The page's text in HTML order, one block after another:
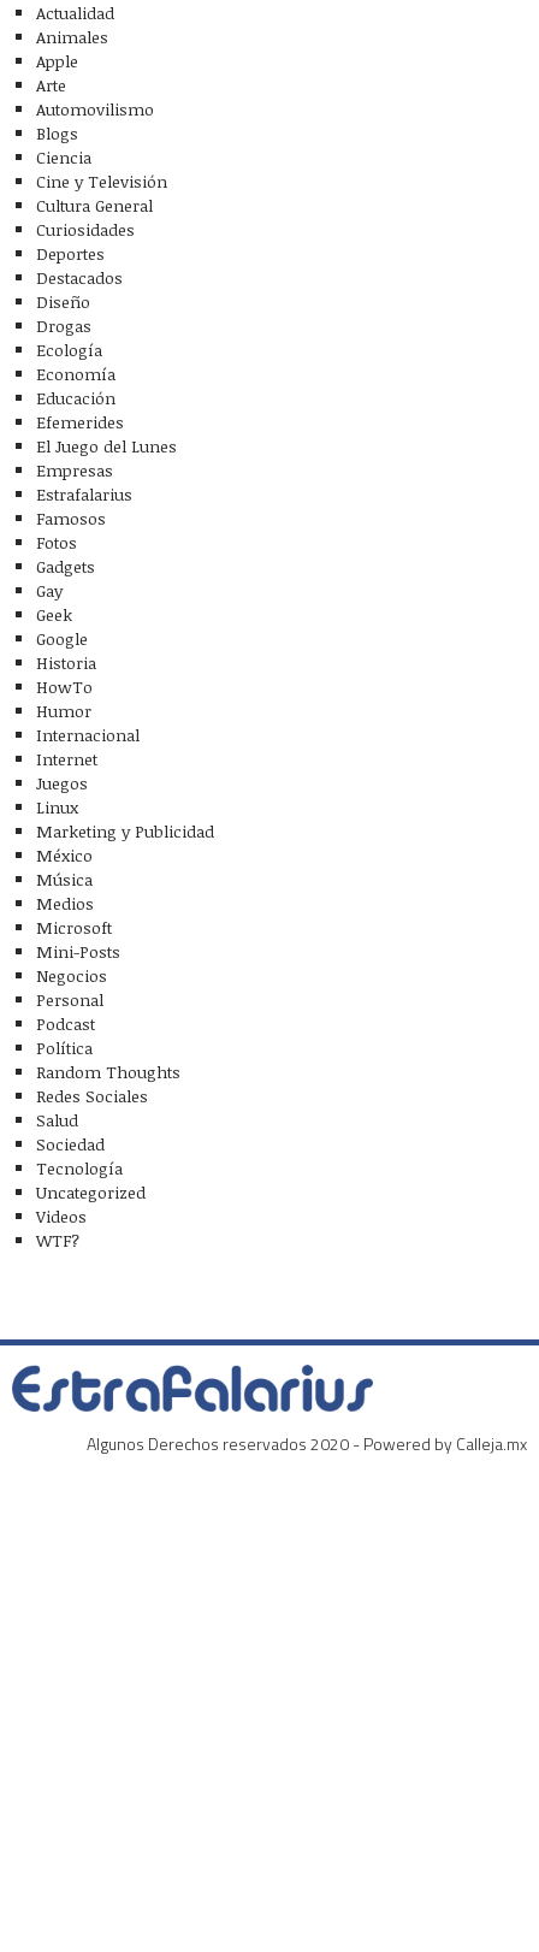
Actualidad
Animales
Apple
Arte
Automovilismo
Blogs
Ciencia
Cine y Televisión
Cultura General
Curiosidades
Deportes
Destacados
Diseño
Drogas
Ecología
Economía
Educación
Efemerides
El Juego del Lunes
Empresas
Estrafalarius
Famosos
Fotos
Gadgets
Gay
Geek
Google
Historia
HowTo
Humor
Internacional
Internet
Juegos
Linux
Marketing y Publicidad
México
Música
Medios
Microsoft
Mini-Posts
Negocios
Personal
Podcast
Política
Random Thoughts
Redes Sociales
Salud
Sociedad
Tecnología
Uncategorized
Videos
WTF?
Algunos Derechos reservados 2020 - Powered by Calleja.mx